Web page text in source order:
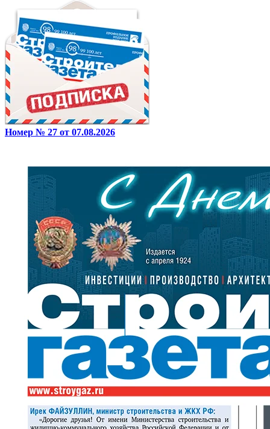
Номер № 27 от 07.08.2026